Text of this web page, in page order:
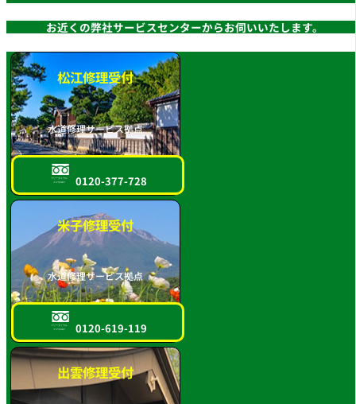
お近くの弊社サービスセンターからお伺いいたします。
松江修理受付
水道修理サービス拠点
フリーダイヤル
スマホOK!! 0120-377-728
米子修理受付
水道修理サービス拠点
フリーダイヤル
スマホOK!! 0120-619-119
出雲修理受付